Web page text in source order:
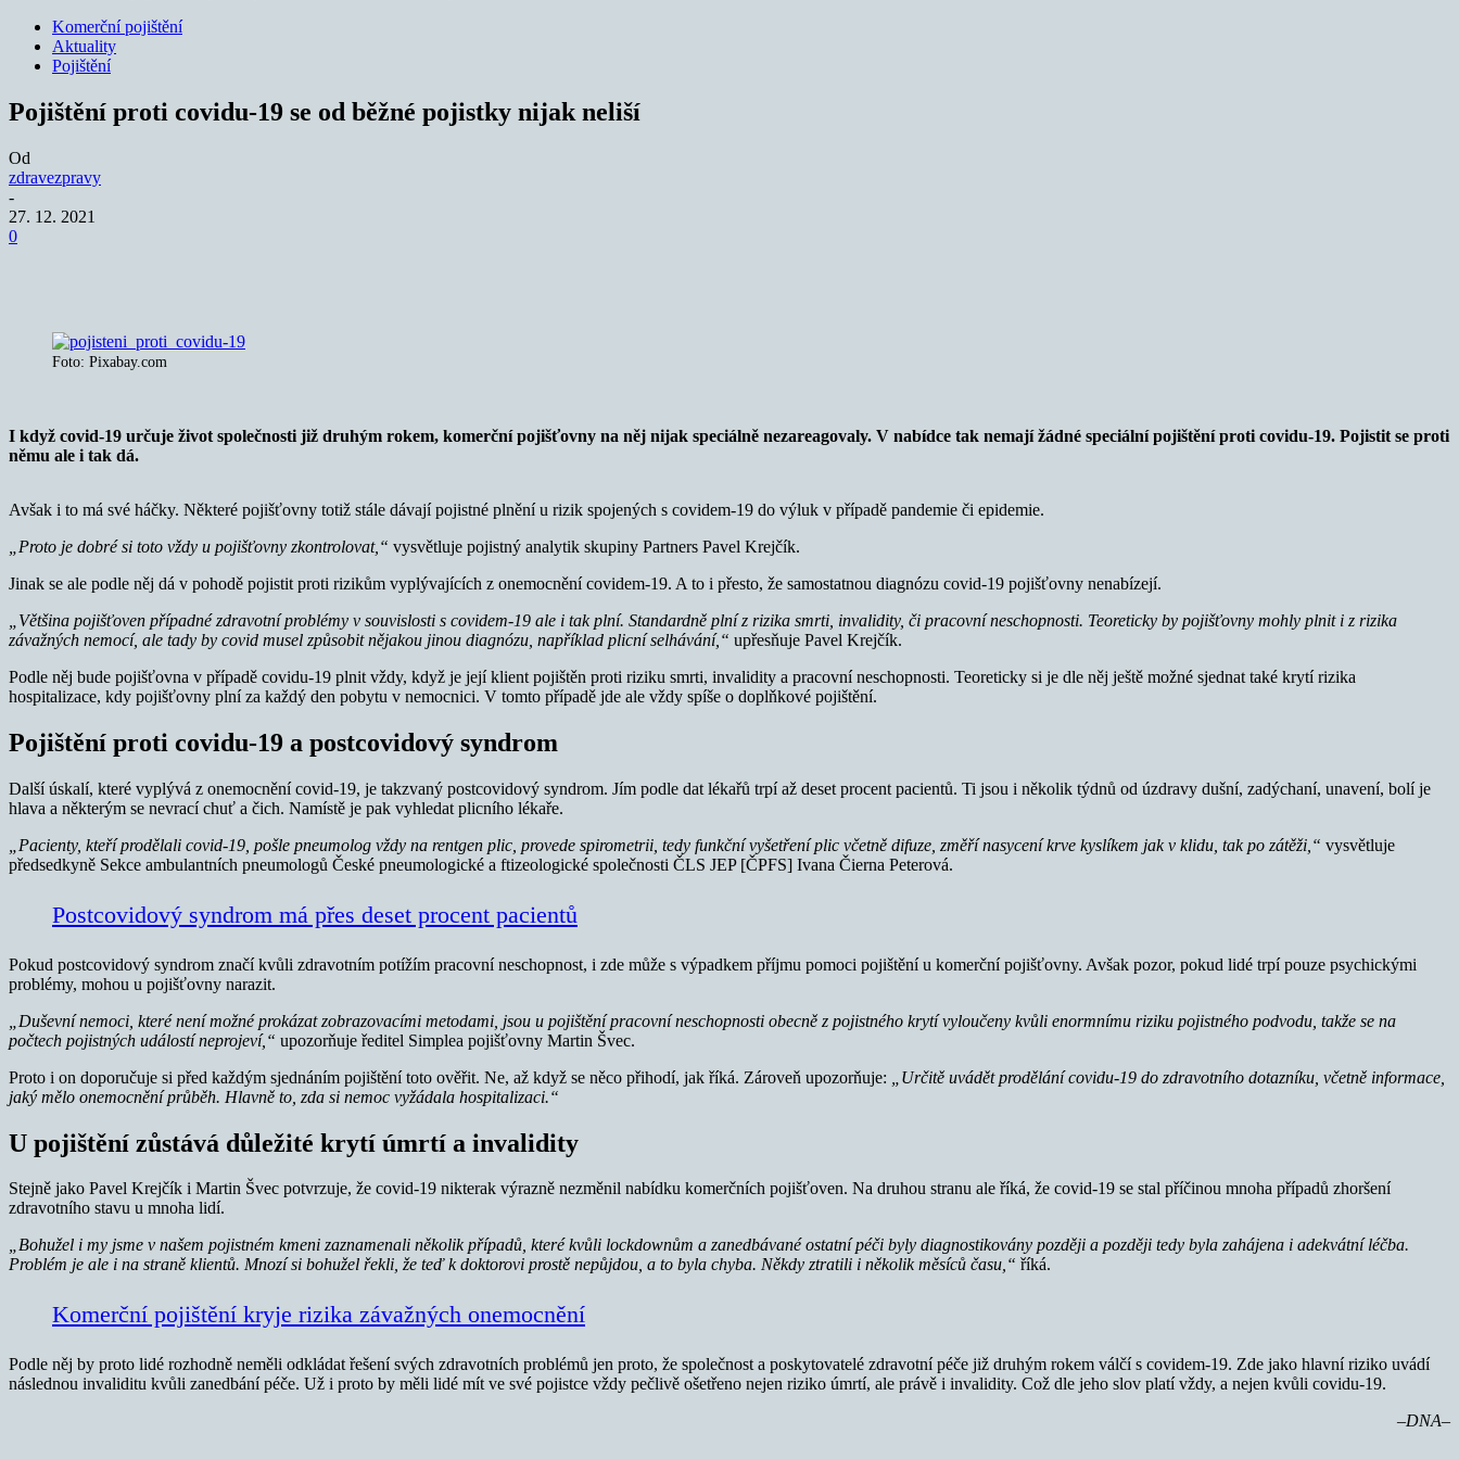
Komerční pojištění
Aktuality
Pojištění
Pojištění proti covidu-19 se od běžné pojistky nijak neliší
Od
zdravezpravy
-
27. 12. 2021
0
Foto: Pixabay.com
I když covid-19 určuje život společnosti již druhým rokem, komerční pojišťovny na něj nijak speciálně nezareagovaly. V nabídce tak nemají žádné speciální pojištění proti covidu-19. Pojistit se proti
němu ale i tak dá.
Avšak i to má své háčky. Některé pojišťovny totiž stále dávají pojistné plnění u rizik spojených s covidem-19 do výluk v případě pandemie či epidemie.
„Proto je dobré si toto vždy u pojišťovny zkontrolovat,“ vysvětluje pojistný analytik skupiny Partners Pavel Krejčík.
Jinak se ale podle něj dá v pohodě pojistit proti rizikům vyplývajících z onemocnění covidem-19. A to i přesto, že samostatnou diagnózu covid-19 pojišťovny nenabízejí.
„Většina pojišťoven případné zdravotní problémy v souvislosti s covidem-19 ale i tak plní. Standardně plní z rizika smrti, invalidity, či pracovní neschopnosti. Teoreticky by pojišťovny mohly plnit i z rizika
závažných nemocí, ale tady by covid musel způsobit nějakou jinou diagnózu, například plicní selhávání,“ upřesňuje Pavel Krejčík.
Podle něj bude pojišťovna v případě covidu-19 plnit vždy, když je její klient pojištěn proti riziku smrti, invalidity a pracovní neschopnosti. Teoreticky si je dle něj ještě možné sjednat také krytí rizika
hospitalizace, kdy pojišťovny plní za každý den pobytu v nemocnici. V tomto případě jde ale vždy spíše o doplňkové pojištění.
Pojištění proti covidu-19 a postcovidový syndrom
Další úskalí, které vyplývá z onemocnění covid-19, je takzvaný postcovidový syndrom. Jím podle dat lékařů trpí až deset procent pacientů. Ti jsou i několik týdnů od úzdravy dušní, zadýchaní, unavení, bolí je
hlava a některým se nevrací chuť a čich. Namístě je pak vyhledat plicního lékaře.
„Pacienty, kteří prodělali covid-19, pošle pneumolog vždy na rentgen plic, provede spirometrii, tedy funkční vyšetření plic včetně difuze, změří nasycení krve kyslíkem jak v klidu, tak po zátěži,“ vysvětluje
předsedkyně Sekce ambulantních pneumologů České pneumologické a ftizeologické společnosti ČLS JEP [ČPFS] Ivana Čierna Peterová.
Postcovidový syndrom má přes deset procent pacientů
Pokud postcovidový syndrom značí kvůli zdravotním potížím pracovní neschopnost, i zde může s výpadkem příjmu pomoci pojištění u komerční pojišťovny. Avšak pozor, pokud lidé trpí pouze psychickými
problémy, mohou u pojišťovny narazit.
„Duševní nemoci, které není možné prokázat zobrazovacími metodami, jsou u pojištění pracovní neschopnosti obecně z pojistného krytí vyloučeny kvůli enormnímu riziku pojistného podvodu, takže se na
počtech pojistných událostí neprojeví,“ upozorňuje ředitel Simplea pojišťovny Martin Švec.
Proto i on doporučuje si před každým sjednáním pojištění toto ověřit. Ne, až když se něco přihodí, jak říká. Zároveň upozorňuje:
„Určitě uvádět prodělání covidu-19 do zdravotního dotazníku, včetně informace,
jaký mělo onemocnění průběh. Hlavně to, zda si nemoc vyžádala hospitalizaci.“
U pojištění zůstává důležité krytí úmrtí a invalidity
Stejně jako Pavel Krejčík i Martin Švec potvrzuje, že covid-19 nikterak výrazně nezměnil nabídku komerčních pojišťoven. Na druhou stranu ale říká, že covid-19 se stal příčinou mnoha případů zhoršení
zdravotního stavu u mnoha lidí.
„Bohužel i my jsme v našem pojistném kmeni zaznamenali několik případů, které kvůli lockdownům a zanedbávané ostatní péči byly diagnostikovány později a později tedy byla zahájena i adekvátní léčba.
Problém je ale i na straně klientů. Mnozí si bohužel řekli, že teď k doktorovi prostě nepůjdou, a to byla chyba. Někdy ztratili i několik měsíců času,“ říká.
Komerční pojištění kryje rizika závažných onemocnění
Podle něj by proto lidé rozhodně neměli odkládat řešení svých zdravotních problémů jen proto, že společnost a poskytovatelé zdravotní péče již druhým rokem válčí s covidem-19. Zde jako hlavní riziko uvádí
následnou invaliditu kvůli zanedbání péče. Už i proto by měli lidé mít ve své pojistce vždy pečlivě ošetřeno nejen riziko úmrtí, ale právě i invalidity. Což dle jeho slov platí vždy, a nejen kvůli covidu-19.
–DNA–